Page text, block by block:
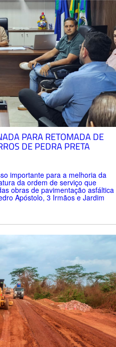
PARA RETOMADA DE
DE PEDRA PRETA
importante para a melhoria da
da ordem de serviço que
obras de pavimentação asfáltica
Apóstolo, 3 Irmãos e Jardim